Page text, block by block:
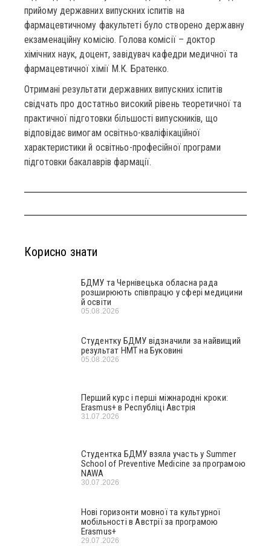
прийому державних випускних іспитів на
фармацевтичному факультеті було створено державну
екзаменаційну комісію. Голова комісії – доктор
хімічних наук, доцент, завідувач кафедри медичної та
фармацевтичної хімії М.К. Братенко.
Отримані результати державних випускних іспитів
свідчать про достатньо високий рівень теоретичної та
практичної підготовки більшості випускників, що
відповідає вимогам освітньо-кваліфікаційної
характеристики й освітньо-професійної програми
підготовки бакалаврів фармації.
Корисно знати
БДМУ та Чернівецька обласна рада
розширюють співпрацю у сфері медицини
й освіти
05.08.2026
Студентку БДМУ відзначили за найвищий
результат НМТ на Буковині
05.08.2026
Перший курс і перші міжнародні кроки:
Erasmus+ в Республіці Австрія
31.07.2026
Студентка БДМУ взяла участь у Summer
School of Preventive Medicine за програмою
NAWA
30.07.2026
Нові горизонти мовної та культурної
мобільності в Австрії за програмою
Erasmus+
29.07.2026